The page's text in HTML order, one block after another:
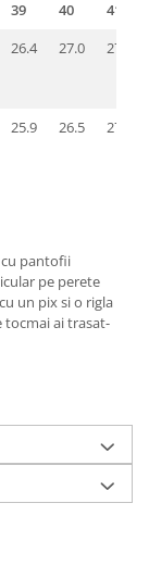
39 40
41
26.4 27.0 27.6
25.9 26.5 27.1
cu pantofii
pe perete
un pix si o rigla
tocmai ai trasat-